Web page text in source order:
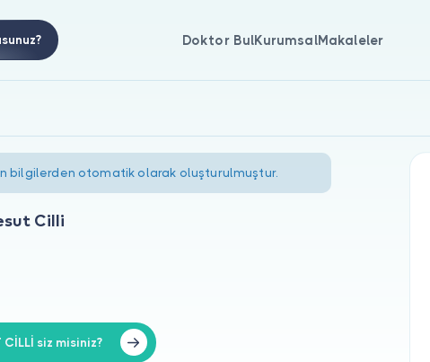
Doktor BulKurumsalMakaleler
bilgilerden otomatik olarak oluşturulmuştur.
Cilli
CİLLİ siz misiniz?